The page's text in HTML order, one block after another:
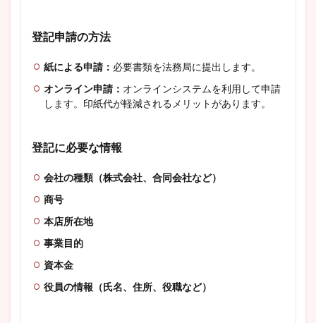
登記申請の方法
紙による申請： 必要書類を法務局に提出します。
オンライン申請： オンラインシステムを利用して申請
します。印紙代が軽減されるメリットがあります。
登記に必要な情報
会社の種類（株式会社、合同会社など）
商号
本店所在地
事業目的
資本金
役員の情報（氏名、住所、役職など）